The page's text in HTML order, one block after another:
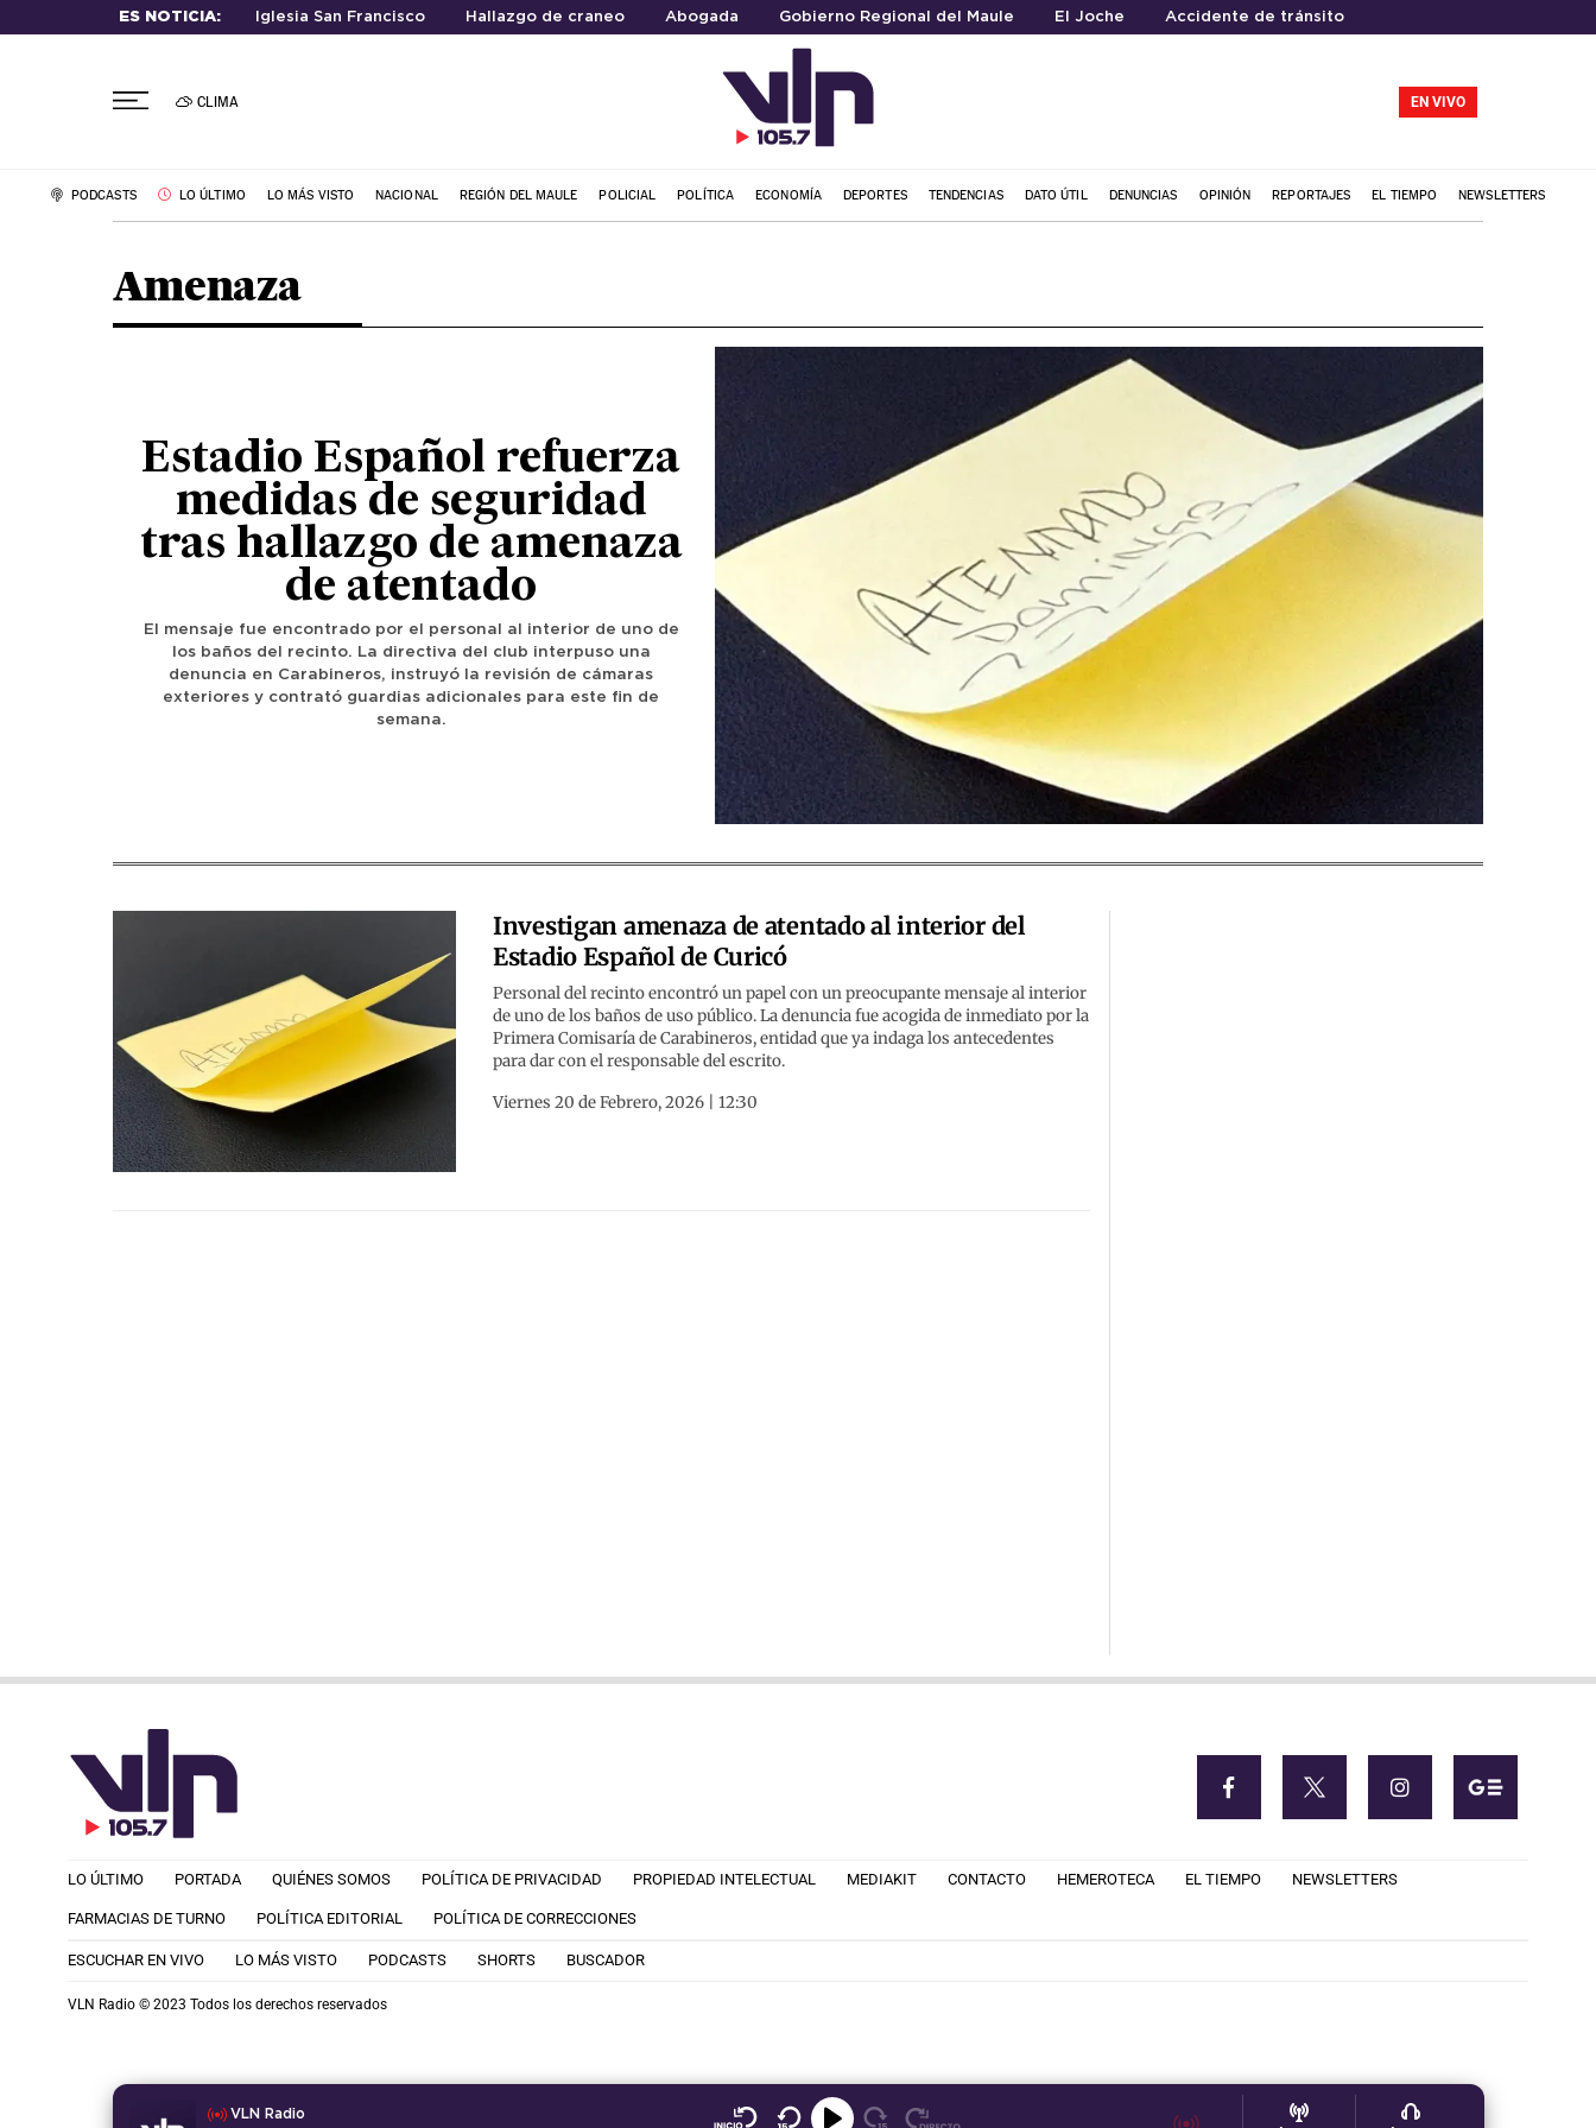
ES NOTICIA: Iglesia San Francisco Hallazgo de craneo Abogada Gobierno Regional del Maule El Joche Accidente de tránsito
CLIMA EN VIVO
PODCASTS LO ÚLTIMO LO MÁS VISTO NACIONAL REGIÓN DEL MAULE POLICIAL POLÍTICA ECONOMÍA DEPORTES TENDENCIAS DATO ÚTIL DENUNCIAS OPINIÓN REPORTAJES EL TIEMPO NEWSLETTERS
Amenaza
Estadio Español refuerza
medidas de seguridad
tras hallazgo de amenaza
de atentado
El mensaje fue encontrado por el personal al interior de uno de
los baños del recinto. La directiva del club interpuso una
denuncia en Carabineros, instruyó la revisión de cámaras
exteriores y contrató guardias adicionales para este fin de
semana.
Investigan amenaza de atentado al interior del
Estadio Español de Curicó
Personal del recinto encontró un papel con un preocupante mensaje al interior
de uno de los baños de uso público. La denuncia fue acogida de inmediato por la
Primera Comisaría de Carabineros, entidad que ya indaga los antecedentes
para dar con el responsable del escrito.
Viernes 20 de Febrero, 2026 | 12:30
VLN Radio
LO ÚLTIMO PORTADA QUIÉNES SOMOS POLÍTICA DE PRIVACIDAD PROPIEDAD INTELECTUAL MEDIAKIT CONTACTO HEMEROTECA EL TIEMPO NEWSLETTERS
FARMACIAS DE TURNO POLÍTICA EDITORIAL POLÍTICA DE CORRECCIONES
ESCUCHAR EN VIVO LO MÁS VISTO PODCASTS SHORTS BUSCADOR
VLN Radio © 2023 Todos los derechos reservados